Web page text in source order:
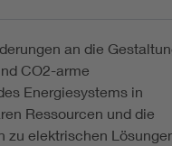
an die
CO2-arme
Energiesystems in
Ressourcen und die
zu elektrischen